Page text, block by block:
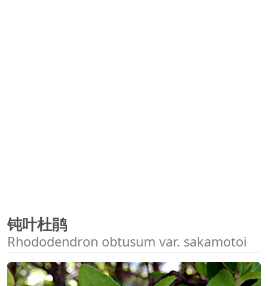
钝叶杜鹃
Rhododendron obtusum var. sakamotoi